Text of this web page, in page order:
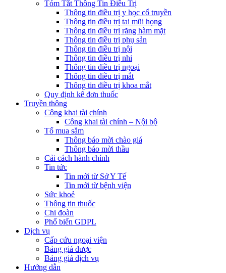
Tóm Tắt Thông Tin Điều Trị
Thông tin điều trị y học cổ truyền
Thông tin điều trị tai mũi họng
Thông tin điều trị răng hàm mặt
Thông tin điều trị phụ sản
Thông tin điều trị nội
Thông tin điều trị nhi
Thông tin điều trị ngoại
Thông tin điều trị mắt
Thông tin điều trị khoa mắt
Quy định kê đơn thuốc
Truyền thông
Công khai tài chính
Công khai tài chính – Nội bộ
Tổ mua sắm
Thông báo mời chào giá
Thông báo mời thầu
Cải cách hành chính
Tin tức
Tin mới từ Sở Y Tế
Tin mới từ bệnh viện
Sức khoẻ
Thông tin thuốc
Chi đoàn
Phổ biến GDPL
Dịch vụ
Cấp cứu ngoại viện
Bảng giá dược
Bảng giá dịch vụ
Hướng dẫn